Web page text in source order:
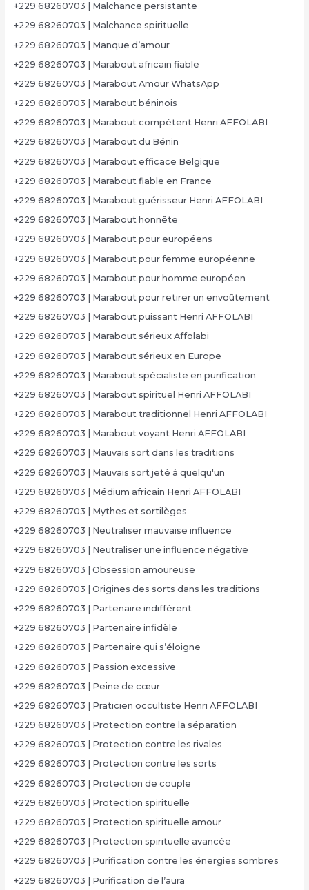
+229 68260703 | Malchance persistante
+229 68260703 | Malchance spirituelle
+229 68260703 | Manque d’amour
+229 68260703 | Marabout africain fiable
+229 68260703 | Marabout Amour WhatsApp
+229 68260703 | Marabout béninois
+229 68260703 | Marabout compétent Henri AFFOLABI
+229 68260703 | Marabout du Bénin
+229 68260703 | Marabout efficace Belgique
+229 68260703 | Marabout fiable en France
+229 68260703 | Marabout guérisseur Henri AFFOLABI
+229 68260703 | Marabout honnête
+229 68260703 | Marabout pour européens
+229 68260703 | Marabout pour femme européenne
+229 68260703 | Marabout pour homme européen
+229 68260703 | Marabout pour retirer un envoûtement
+229 68260703 | Marabout puissant Henri AFFOLABI
+229 68260703 | Marabout sérieux Affolabi
+229 68260703 | Marabout sérieux en Europe
+229 68260703 | Marabout spécialiste en purification
+229 68260703 | Marabout spirituel Henri AFFOLABI
+229 68260703 | Marabout traditionnel Henri AFFOLABI
+229 68260703 | Marabout voyant Henri AFFOLABI
+229 68260703 | Mauvais sort dans les traditions
+229 68260703 | Mauvais sort jeté à quelqu'un
+229 68260703 | Médium africain Henri AFFOLABI
+229 68260703 | Mythes et sortilèges
+229 68260703 | Neutraliser mauvaise influence
+229 68260703 | Neutraliser une influence négative
+229 68260703 | Obsession amoureuse
+229 68260703 | Origines des sorts dans les traditions
+229 68260703 | Partenaire indifférent
+229 68260703 | Partenaire infidèle
+229 68260703 | Partenaire qui s’éloigne
+229 68260703 | Passion excessive
+229 68260703 | Peine de cœur
+229 68260703 | Praticien occultiste Henri AFFOLABI
+229 68260703 | Protection contre la séparation
+229 68260703 | Protection contre les rivales
+229 68260703 | Protection contre les sorts
+229 68260703 | Protection de couple
+229 68260703 | Protection spirituelle
+229 68260703 | Protection spirituelle amour
+229 68260703 | Protection spirituelle avancée
+229 68260703 | Purification contre les énergies sombres
+229 68260703 | Purification de l’aura